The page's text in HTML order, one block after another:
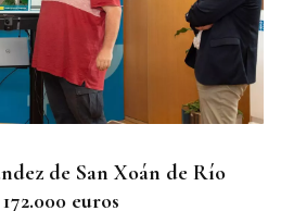
de San Xoán de Río
euros